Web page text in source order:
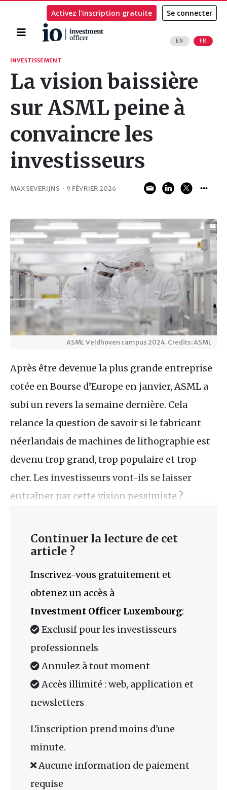
Accueil
EN FR
Activez l’inscription gratuite Se connecter
Rechercher
INVESTISSEMENT
La vision baissière
sur ASML peine à
convaincre les
investisseurs
MAX SEVERIJNS · 9 FÉVRIER 2026
ASML Veldhoven campus 2024. Credits: ASML
Après être devenue la plus grande entreprise
cotée en Bourse d’Europe en janvier, ASML a
subi un revers la semaine dernière. Cela
relance la question de savoir si le fabricant
néerlandais de machines de lithographie est
devenu trop grand, trop populaire et trop
cher. Les investisseurs vont-ils se laisser
entraîner par cette vision pessimiste ?
Continuer la lecture de cet
article ?
Inscrivez-vous gratuitement et
obtenez un accès à
Investment Officer Luxembourg:
Exclusif pour les investisseurs
professionnels
Annulez à tout moment
Accès illimité : web, application et
newsletters
L'inscription prend moins d'une
minute.
Aucune information de paiement
requise